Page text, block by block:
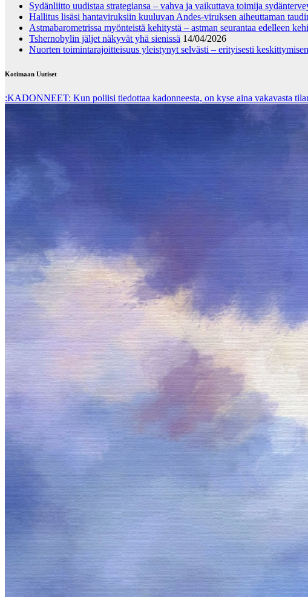
Sydänliitto uudistaa strategiansa – vahva ja vaikuttava toimija
Hallitus lisäsi hantaviruksiin kuuluvan Andes-viruksen aiheuttaman
Astmabarometrissa myönteistä kehitystä – astman seurantaa edelleen
Tshernobylin jäljet näkyvät yhä sienissä 14/04/2026
Nuorten toimintarajoitteisuus yleistynyt selvästi – erityisesti
Kotimaan Uutiset
:KADONNEET: Kun poliisi tiedottaa kadonneesta, on kyse aina vakavasta